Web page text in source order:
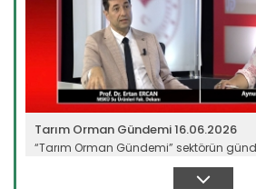
Tarım Orman Gündemi 16.06.2026
“Tarım Orman Gündemi” sektörün